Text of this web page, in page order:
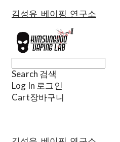
김성유 베이핑 연구소
Search 검색
Log In 로그인
Cart장바구니